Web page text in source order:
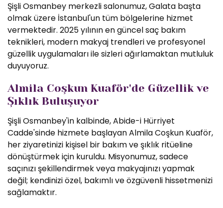
Şişli Osmanbey merkezli salonumuz, Galata başta
olmak üzere İstanbul'un tüm bölgelerine hizmet
vermektedir. 2025 yılının en güncel saç bakım
teknikleri, modern makyaj trendleri ve profesyonel
güzellik uygulamaları ile sizleri ağırlamaktan mutluluk
duyuyoruz.
Almila Coşkun Kuaför'de Güzellik ve
Şıklık Buluşuyor
Şişli Osmanbey'in kalbinde, Abide-i Hürriyet
Cadde'sinde hizmete başlayan Almila Coşkun Kuaför,
her ziyaretinizi kişisel bir bakım ve şıklık ritüeline
dönüştürmek için kuruldu. Misyonumuz, sadece
saçınızı şekillendirmek veya makyajınızı yapmak
değil; kendinizi özel, bakımlı ve özgüvenli hissetmenizi
sağlamaktır.